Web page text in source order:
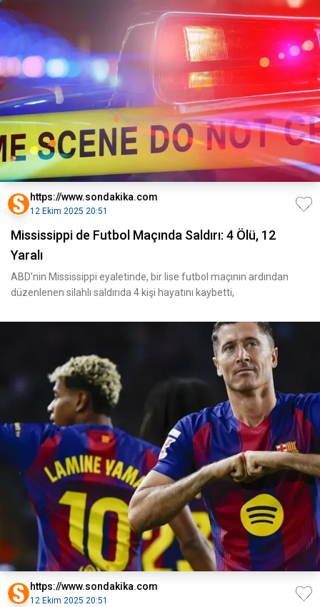
https://www.sondakika.com
12 Ekim 2025 20:51
Mississippi de Futbol Maçında Saldırı: 4 Ölü, 12
Yaralı
ABD'nin Mississippi eyaletinde, bir lise futbol maçının ardından
düzenlenen silahlı saldırıda 4 kişi hayatını kaybetti,
https://www.sondakika.com
12 Ekim 2025 20:51